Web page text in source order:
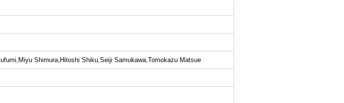
Shimura,Hitoshi Shiku,Seiji Samukawa,Tomokazu Matsue